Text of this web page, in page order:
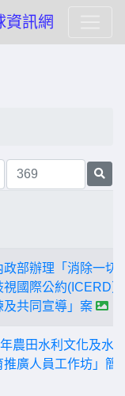
資訊網
政部辦理「消除一切
視國際公約(ICERD
及共同宣導」案
年農田水利文化及水
推廣人員工作坊」簡